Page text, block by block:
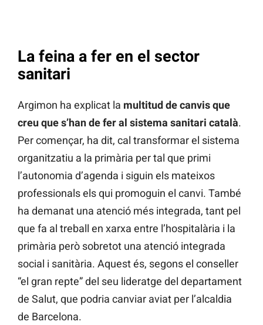
La feina a fer en el sector
sanitari
Argimon ha explicat la multitud de canvis que
creu que s’han de fer al sistema sanitari català.
Per començar, ha dit, cal transformar el sistema
organitzatiu a la primària per tal que primi
l’autonomia d’agenda i siguin els mateixos
professionals els qui promoguin el canvi. També
ha demanat una atenció més integrada, tant pel
que fa al treball en xarxa entre l’hospitalària i la
primària però sobretot una atenció integrada
social i sanitària. Aquest és, segons el conseller
“el gran repte” del seu lideratge del departament
de Salut, que podria canviar aviat per l’alcaldia
de Barcelona.